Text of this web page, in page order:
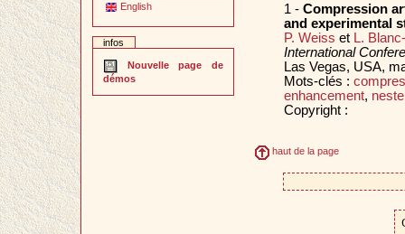
English
infos
Nouvelle page de
démos
1 - Compression
and experimental
P. Weiss et L.
International
Las Vegas, USA,
Mots-clés :
enhancement,
Copyright :
haut de la page